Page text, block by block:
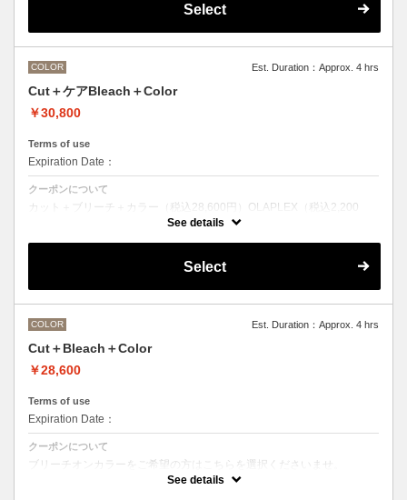
Select
COLOR Est. Duration：Approx. 4 hrs
Cut＋ケアBleach＋Color
￥30,800
Terms of use
Expiration Date：
クーポンについて
カット＋ブリーチ＋カラー（税込28,600円）OLAPLEX（税込2,200
前処理剤OLAPLEXを使ったカット＋ブリーチ＋カラー
●ご希望の色やカラー履歴、デザインによっては１度のブリーチでは表
現できない場合がございます。
M ¥＋1100 L¥＋1650 LL¥＋2200
See details
Select
COLOR Est. Duration：Approx. 4 hrs
Cut＋Bleach＋Color
￥28,600
Terms of use
Expiration Date：
クーポンについて
ブリーチオンカラーをご希望の方はこちらを選択くださいませ。
See details